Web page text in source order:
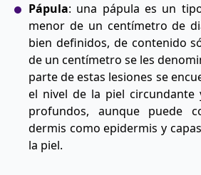
Pápula: una pápula es un
menor de un centímetro de
bien definidos, de contenido
de un centímetro se les
parte de estas lesiones se
el nivel de la piel circundante
profundos, aunque puede
dermis como epidermis y
la piel.